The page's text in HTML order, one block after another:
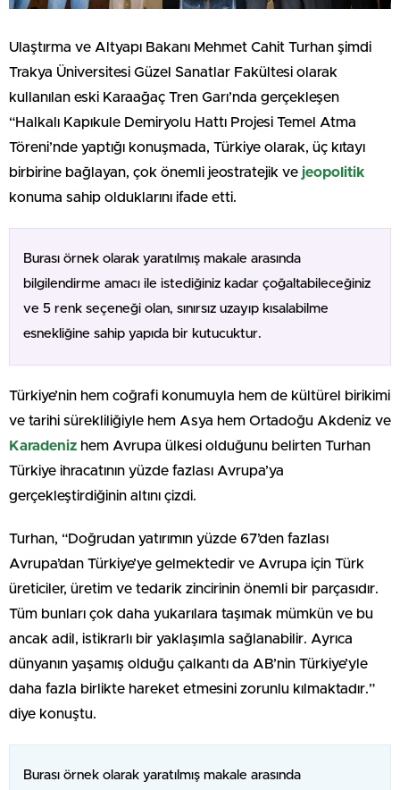
Ulaştırma ve Altyapı Bakanı Mehmet Cahit Turhan şimdi
Trakya Üniversitesi Güzel Sanatlar Fakültesi olarak
kullanılan eski Karaağaç Tren Garı’nda gerçekleşen
“Halkalı Kapıkule Demiryolu Hattı Projesi Temel Atma
Töreni’nde yaptığı konuşmada, Türkiye olarak, üç kıtayı
birbirine bağlayan, çok önemli jeostratejik ve jeopolitik
konuma sahip olduklarını ifade etti.
Burası örnek olarak yaratılmış makale arasında
bilgilendirme amacı ile istediğiniz kadar çoğaltabileceğiniz
ve 5 renk seçeneği olan, sınırsız uzayıp kısalabilme
esnekliğine sahip yapıda bir kutucuktur.
Türkiye’nin hem coğrafi konumuyla hem de kültürel birikimi
ve tarihi sürekliliğiyle hem Asya hem Ortadoğu Akdeniz ve
Karadeniz hem Avrupa ülkesi olduğunu belirten Turhan
Türkiye ihracatının yüzde fazlası Avrupa’ya
gerçekleştirdiğinin altını çizdi.
Turhan, “Doğrudan yatırımın yüzde 67’den fazlası
Avrupa’dan Türkiye’ye gelmektedir ve Avrupa için Türk
üreticiler, üretim ve tedarik zincirinin önemli bir parçasıdır.
Tüm bunları çok daha yukarılara taşımak mümkün ve bu
ancak adil, istikrarlı bir yaklaşımla sağlanabilir. Ayrıca
dünyanın yaşamış olduğu çalkantı da AB’nin Türkiye’yle
daha fazla birlikte hareket etmesini zorunlu kılmaktadır.”
diye konuştu.
Burası örnek olarak yaratılmış makale arasında